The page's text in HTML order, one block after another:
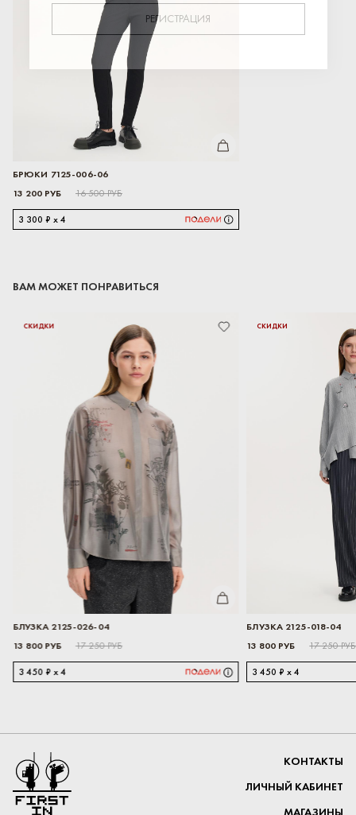
РЕГИСТРАЦИЯ
КУПИТЬ
БРЮКИ 7125-006-06
13 200 РУБ
16 500 РУБ
3 300 ₽ x 4
ВАМ МОЖЕТ ПОНРАВИТЬСЯ
БЛУЗКА 2125-018-04
13 800 РУБ
БЛУЗКА
13 800 РУБ
Перейти на главную
КОНТАКТЫ
ЛИЧНЫЙ КАБИНЕТ